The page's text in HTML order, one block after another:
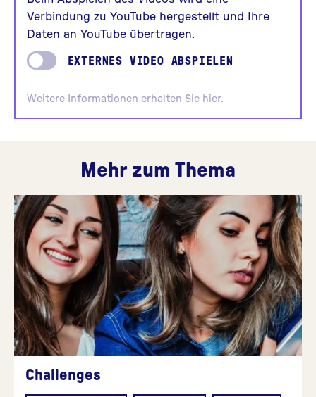
Verbindung zu YouTube hergestellt und Ihre
Daten an YouTube übertragen.
EXTERNES VIDEO ABSPIELEN
Weitere Informationen erhalten Sie hier.
Mehr zum Thema
Challenges